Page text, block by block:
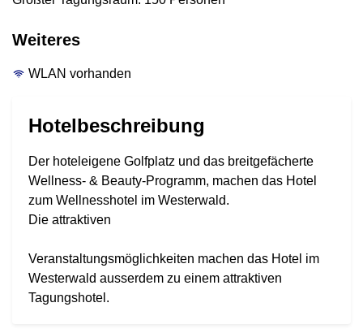
Weiteres
WLAN vorhanden
Hotelbeschreibung
Der hoteleigene Golfplatz und das breitgefächerte
Wellness- & Beauty-Programm, machen das Hotel
zum Wellnesshotel im Westerwald.
Die attraktiven
Veranstaltungsmöglichkeiten machen das Hotel im
Westerwald ausserdem zu einem attraktiven
Tagungshotel.